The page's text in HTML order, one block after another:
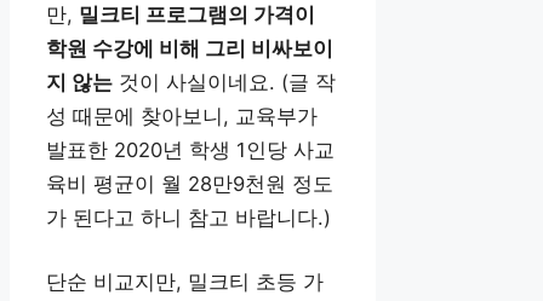
만, 밀크티 프로그램의 가격이
학원 수강에 비해 그리 비싸보이
지 않는 것이 사실이네요. (글 작
성 때문에 찾아보니, 교육부가
발표한 2020년 학생 1인당 사교
육비 평균이 월 28만9천원 정도
가 된다고 하니 참고 바랍니다.)
단순 비교지만, 밀크티 초등 가